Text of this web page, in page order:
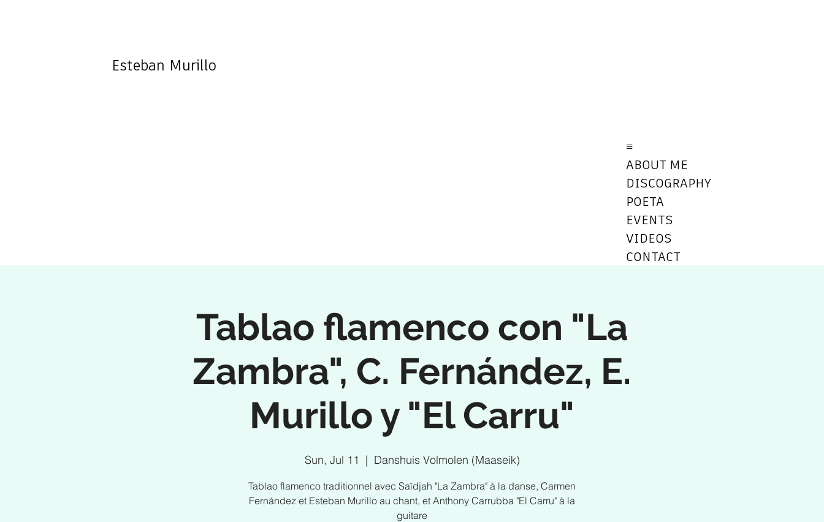
Esteban Murillo
≡
ABOUT ME
DISCOGRAPHY
POETA
EVENTS
VIDEOS
CONTACT
Tablao flamenco con "La
Zambra", C. Fernández, E.
Murillo y "El Carru"
Sun, Jul 11
  |
Danshuis Volmolen (Maaseik)
Tablao flamenco traditionnel avec Saïdjah "La Zambra" à la danse, Carmen
Fernández et Esteban Murillo au chant, et Anthony Carrubba "El Carru" à la
guitare